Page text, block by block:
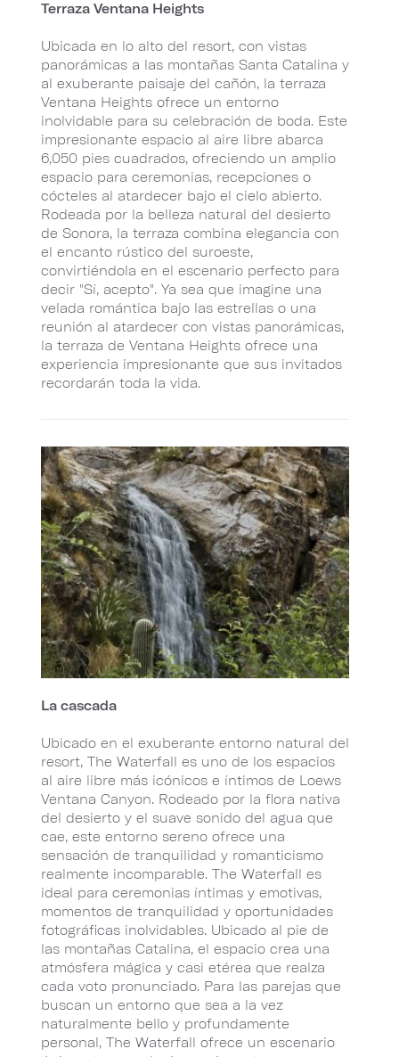
Terraza Ventana Heights
Ubicada en lo alto del resort, con vistas
panorámicas a las montañas Santa Catalina y
al exuberante paisaje del cañón, la terraza
Ventana Heights ofrece un entorno
inolvidable para su celebración de boda. Este
impresionante espacio al aire libre abarca
6,050 pies cuadrados, ofreciendo un amplio
espacio para ceremonias, recepciones o
cócteles al atardecer bajo el cielo abierto.
Rodeada por la belleza natural del desierto
de Sonora, la terraza combina elegancia con
el encanto rústico del suroeste,
convirtiéndola en el escenario perfecto para
decir "Sí, acepto". Ya sea que imagine una
velada romántica bajo las estrellas o una
reunión al atardecer con vistas panorámicas,
la terraza de Ventana Heights ofrece una
experiencia impresionante que sus invitados
recordarán toda la vida.
La cascada
Ubicado en el exuberante entorno natural del
resort, The Waterfall es uno de los espacios
al aire libre más icónicos e íntimos de Loews
Ventana Canyon. Rodeado por la flora nativa
del desierto y el suave sonido del agua que
cae, este entorno sereno ofrece una
sensación de tranquilidad y romanticismo
realmente incomparable. The Waterfall es
ideal para ceremonias íntimas y emotivas,
momentos de tranquilidad y oportunidades
fotográficas inolvidables. Ubicado al pie de
las montañas Catalina, el espacio crea una
atmósfera mágica y casi etérea que realza
cada voto pronunciado. Para las parejas que
buscan un entorno que sea a la vez
naturalmente bello y profundamente
personal, The Waterfall ofrece un escenario